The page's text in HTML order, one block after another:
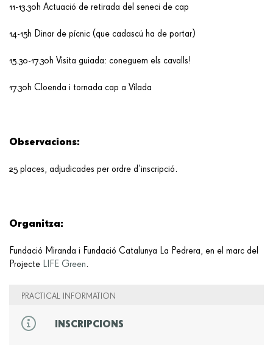
11-13.30h Actuació de retirada del seneci de cap
14-15h Dinar de pícnic (que cadascú ha de portar)
15.30-17.30h Visita guiada: coneguem els cavalls!
17.30h Cloenda i tornada cap a Vilada
Observacions:
25 places, adjudicades per ordre d’inscripció.
Organitza:
Fundació Miranda i Fundació Catalunya La Pedrera, en el marc del
Projecte LIFE Green.
PRACTICAL INFORMATION
INSCRIPCIONS